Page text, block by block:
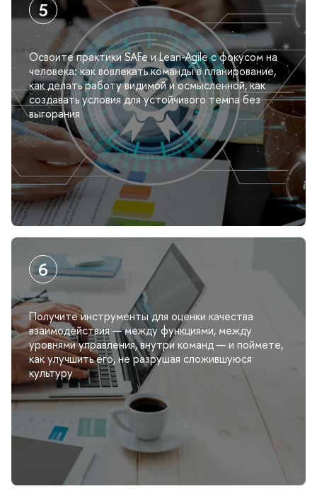
Освоите практики SAFe и Lean-Agile с фокусом на
человека: как вовлекать команды в планирование,
как делать работу видимой и осмысленной, как
создавать условия для устойчивого темпа без
ыгорания
Получите инструменты для оценки качества
заимодействия — между функциями, между
уровнями управления, внутри команд — и поймете,
как улучшить его, не разрушая сложившуюся
культуру